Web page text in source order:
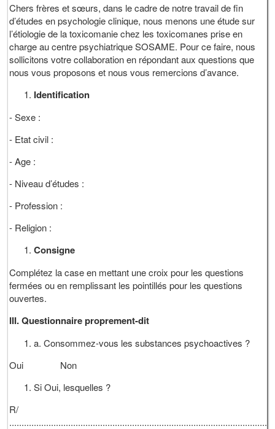
Chers frères et sœurs, dans le cadre de notre travail de fin
d’études en psychologie clinique, nous menons une étude sur
l’étiologie de la toxicomanie chez les toxicomanes prise en
charge au centre psychiatrique SOSAME. Pour ce faire, nous
sollicitons votre collaboration en répondant aux questions que
nous vous proposons et nous vous remercions d’avance.
Identification
- Sexe :
- Etat civil :
- Age :
- Niveau d’études :
- Profession :
- Religion :
Consigne
Complétez la case en mettant une croix pour les questions
fermées ou en remplissant les pointillés pour les questions
ouvertes.
III. Questionnaire proprement-dit
a. Consommez-vous les substances psychoactives ?
Oui Non
Si Oui, lesquelles ?
R/